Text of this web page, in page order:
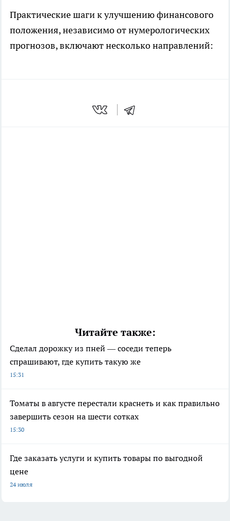
Практические шаги к улучшению финансового
положения, независимо от нумерологических
прогнозов, включают несколько направлений:
Читайте также:
Сделал дорожку из пней — соседи теперь
спрашивают, где купить такую же
15:31
Томаты в августе перестали краснеть и как правильно
завершить сезон на шести сотках
15:30
Где заказать услуги и купить товары по выгодной
цене
24 июля